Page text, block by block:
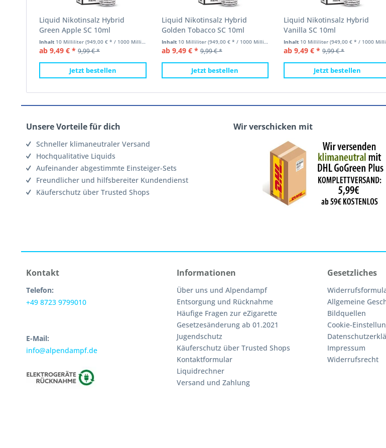
Liquid Nikotinsalz Hybrid
Green Apple SC 10ml
Inhalt 10 Milliliter (949,00 € * / 1000 Milliliter)
ab 9,49 € * 9,99 € *
Jetzt bestellen
Liquid Nikotinsalz Hybrid
Golden Tobacco SC 10ml
Inhalt 10 Milliliter (949,00 € * / 1000 Milliliter)
ab 9,49 € * 9,99 € *
Jetzt bestellen
Liquid Nikotinsalz Hybrid
Vanilla SC 10ml
Inhalt 10 Milliliter(949,00 € * / 1000 Milliliter)
ab 9,49 € * 9,99 € *
Jetzt bestellen
Unsere Vorteile für dich
Schneller klimaneutraler Versand
Hochqualitative Liquids
Aufeinander abgestimmte Einsteiger-Sets
Freundlicher und hilfsbereiter Kundendienst
Käuferschutz über Trusted Shops
Wir verschicken mit
Kontakt
Telefon:
+49 8723 9799010
E-Mail:
info@alpendampf.de
Informationen
Über uns und Alpendampf
Entsorgung und Rücknahme
Häufige Fragen zur eZigarette
Gesetzesänderung ab 01.2021
Jugendschutz
Käuferschutz über Trusted Shops
Kontaktformular
Liquidrechner
Versand und Zahlung
Gesetzliches
Allgemeine
Bildquellen
Cookie-
Impressum
Widerrufsrecht